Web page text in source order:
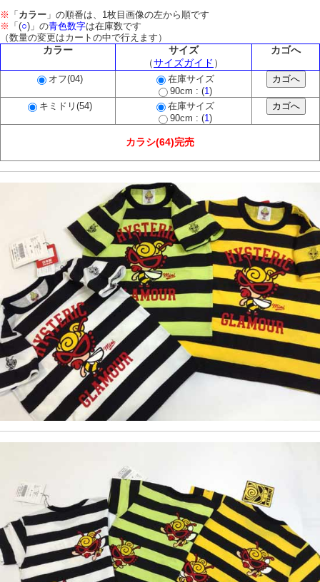
※ 「カラー 」の順番は、1枚目画像の左から順です
※ 「(○)」の青色数字は在庫数です
（数量の変更はカートの中で行えます）
カラー
サイズ
（サイズガイド ）
カゴへ
オフ(04)
在庫サイズ
90cm : (1)
キミドリ(54)
在庫サイズ
90cm : (1)
カラシ(64)完売